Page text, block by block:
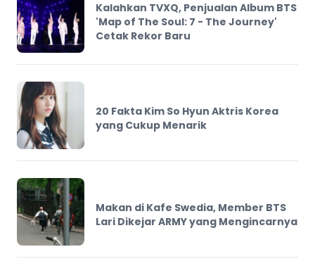
Kalahkan TVXQ, Penjualan Album BTS
'Map of The Soul: 7 - The Journey'
Cetak Rekor Baru
20 Fakta Kim So Hyun Aktris Korea
yang Cukup Menarik
Makan di Kafe Swedia, Member BTS
Lari Dikejar ARMY yang Mengincarnya